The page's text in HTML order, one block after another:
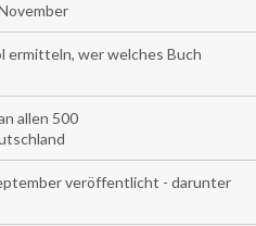
ermitteln, wer welches Buch
allen 500
veröffentlicht - darunter